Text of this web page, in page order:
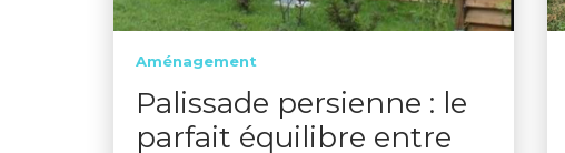
Aménagement
Palissade persienne : le
parfait équilibre entre